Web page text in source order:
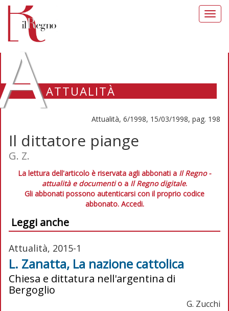
ATTUALITÀ
Attualità, 6/1998, 15/03/1998, pag. 198
Il dittatore piange
G. Z.
La lettura dell'articolo è riservata agli abbonati a Il Regno -
attualità e documentio a Il Regno digitale.
Gli abbonati possono autenticarsi con il proprio codice
abbonato. Accedi.
Leggi anche
Attualità, 2015-1
L. Zanatta, La nazione cattolica
Chiesa e dittatura nell'argentina di
Bergoglio
G. Zucchi